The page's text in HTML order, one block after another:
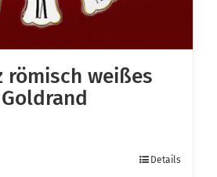
römisch weißes
Details